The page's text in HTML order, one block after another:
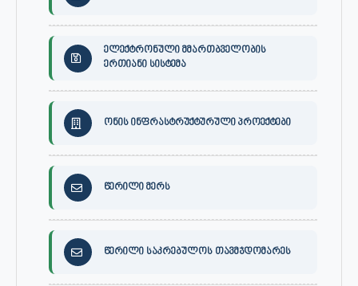
ელექტრონული მმართბველობის
ერთიანი სისტემა
ონის ინფრასტრუქტურული პროექტები
წერილი მერს
წერილი საკრებულოს თავმჯდომარეს